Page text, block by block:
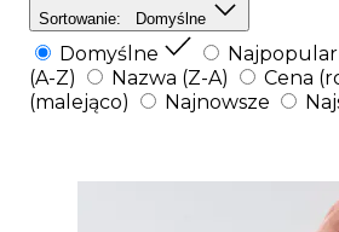
Sortowanie: Domyślne
Domyślne
(A-Z)
Nazwa (Z-A) Cena
(malejąco)
Najnowsze